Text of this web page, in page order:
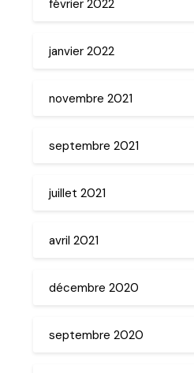
février 2022
janvier 2022
novembre 2021
septembre 2021
juillet 2021
avril 2021
décembre 2020
septembre 2020